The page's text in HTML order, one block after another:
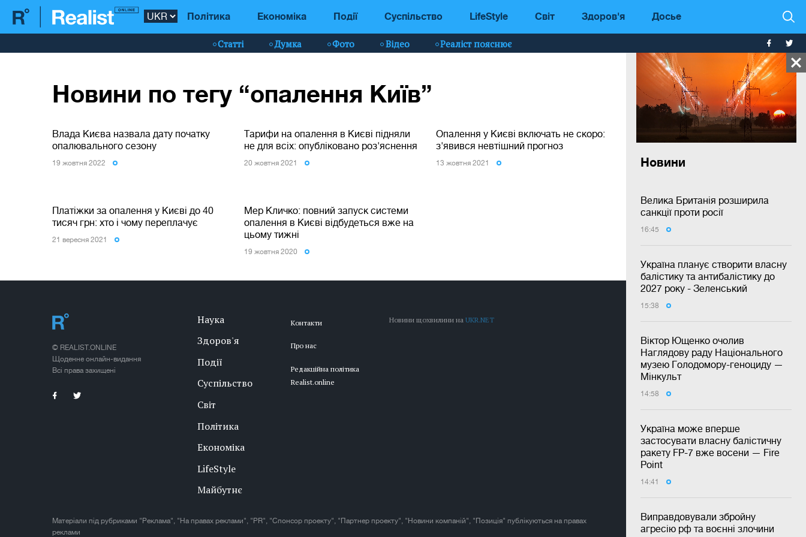
Політика Економіка Події Суспільство LifeStyle Світ Здоров'я Досье
Статті Думка Фото Відео Реаліст пояснює
Новини
Велика Британія розширила
санкції проти росії
16:45
Україна планує створити власну
балістику та антибалістику до
2027 року - Зеленський
15:38
Віктор Ющенко очолив
Наглядову раду Національного
музею Голодомору-геноциду —
Мінкульт
14:58
Україна може вперше
застосувати власну балістичну
ракету FP-7 вже восени — Fire
Point
14:41
Виправдовували збройну
агресію рф та воєнні злочини
Новини по тегу “опалення Київ”
Влада Києва назвала дату початку
опалювального сезону
19 жовтня 2022
Тарифи на опалення в Києві підняли
не для всіх: опубліковано роз'яснення
20 жовтня 2021
Опалення у Києві включать не скоро:
з'явився невтішний прогноз
13 жовтня 2021
Платіжки за опалення у Києві до 40
тисяч грн: хто і чому переплачує
21 вересня 2021
Мер Кличко: повний запуск системи
опалення в Києві відбудеться вже на
цьому тижні
19 жовтня 2020
© REALIST.ONLINE
Щоденне онлайн-видання
Всі права захищені
Наука
Здоров'я
Події
Суспільство
Світ
Політика
Економіка
LifeStyle
Майбутнє
Контакти
Про нас
Редакційна політика
Realist.online
Новини щохвилини наUKR.NET
Матеріали під рубриками "Реклама", "На правах реклами", "PR", "Спонсор проекту", "Партнер проекту", "Новини компаній", "Позиція" публікуються на правах
реклами